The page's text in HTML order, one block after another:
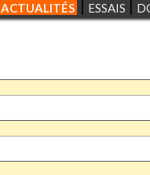
ACTUALITÉS ESSAIS